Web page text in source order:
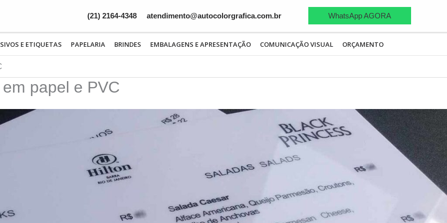
(21) 2164-4348 atendimento@autocolorgrafica.com.br WhatsApp AGORA
E ETIQUETAS PAPELARIA BRINDES EMBALAGENS E APRESENTAÇÃO COMUNICAÇÃO VISUAL ORÇAMENTO
papel e PVC